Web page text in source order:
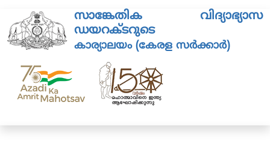
സാങ്കേതിക വിദ്യാഭ്യാസ
ഡയറക്ടറുടെ
കാര്യാലയം (കേരള സർക്കാർ)